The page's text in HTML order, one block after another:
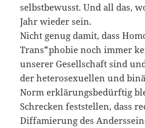
selbstbewusst. Und all das,
Jahr wieder sein.
Nicht genug damit, dass
Trans*phobie noch immer
unserer Gesellschaft sind
der heterosexuellen und
Norm erklärungsbedürftig
Schrecken feststellen, dass
Diffamierung des